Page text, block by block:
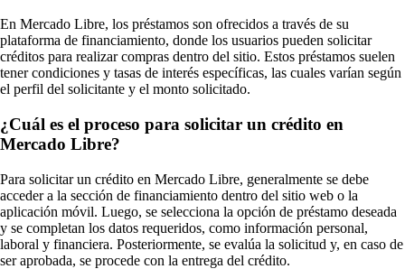
En Mercado Libre, los préstamos son ofrecidos a través de su
plataforma de financiamiento, donde los usuarios pueden solicitar
créditos para realizar compras dentro del sitio. Estos préstamos suelen
tener condiciones y tasas de interés específicas, las cuales varían según
el perfil del solicitante y el monto solicitado.
¿Cuál es el proceso para solicitar un crédito en
Mercado Libre?
Para solicitar un crédito en Mercado Libre, generalmente se debe
acceder a la sección de financiamiento dentro del sitio web o la
aplicación móvil. Luego, se selecciona la opción de préstamo deseada
y se completan los datos requeridos, como información personal,
laboral y financiera. Posteriormente, se evalúa la solicitud y, en caso de
ser aprobada, se procede con la entrega del crédito.